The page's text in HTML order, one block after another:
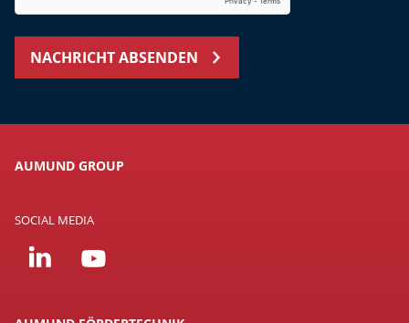
NACHRICHT ABSENDEN
AUMUND GROUP
SOCIAL MEDIA